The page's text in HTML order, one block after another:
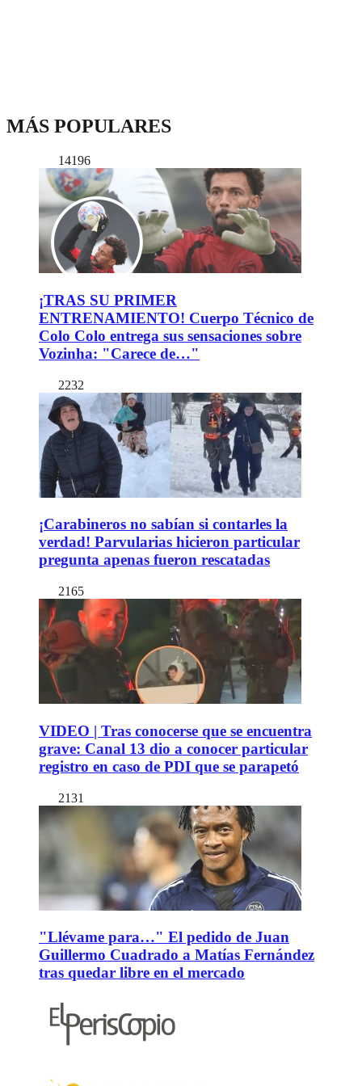
MÁS POPULARES
14196
¡TRAS SU PRIMER
ENTRENAMIENTO! Cuerpo Técnico de
Colo Colo entrega sus sensaciones sobre
Vozinha: "Carece de…"
2232
¡Carabineros no sabían si contarles la
verdad! Parvularias hicieron particular
pregunta apenas fueron rescatadas
2165
VIDEO | Tras conocerse que se encuentra
grave: Canal 13 dio a conocer particular
registro en caso de PDI que se parapetó
2131
"Llévame para…" El pedido de Juan
Guillermo Cuadrado a Matías Fernández
tras quedar libre en el mercado